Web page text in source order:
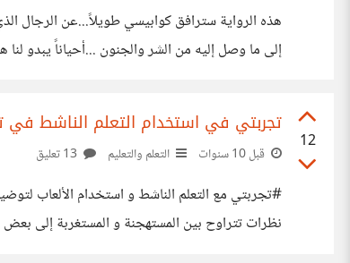
هذه الرواية سترافق كوابيسي طويلاً...عن الرجال
إلى ما وصل إليه من الشر والجنون ...أحياناً يبدو
12
تجربتي في استخدام التعلم الناشط في
قبل 10 سنوات التعلم والتعليم
#تجربتي مع التعلم الناشط و استخدام الألعاب
نظرات تتراوح بين المستهجنة و المستغربة إلى